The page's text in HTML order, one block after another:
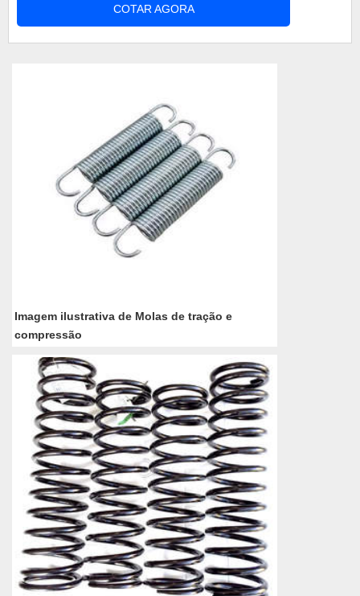
equilíbrio de suspensão, permitindo suavidade ao
processo de suspensão de carga. Especialista no
COTAR AGORA
Imagem ilustrativa de Molas de tração e
compressão